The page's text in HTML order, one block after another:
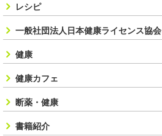
レシピ
一般社団法人日本健康ライセンス協会
健康
健康カフェ
断薬・健康
書籍紹介